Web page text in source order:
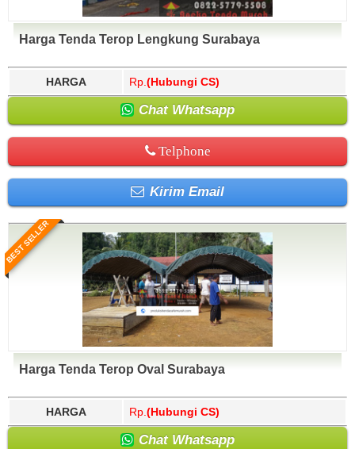
Harga Tenda Terop Lengkung Surabaya
HARGA Rp. (Hubungi CS)
Chat Whatsapp
Telphone
Kirim Email
BEST SELLER
Harga Tenda Terop Oval Surabaya
HARGA Rp. (Hubungi CS)
Chat Whatsapp